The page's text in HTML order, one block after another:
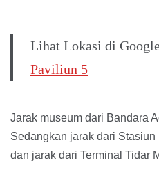
Lihat Lokasi di
Paviliun 5
Jarak museum dari Bandara
Sedangkan jarak dari
dan jarak dari Terminal Tidar